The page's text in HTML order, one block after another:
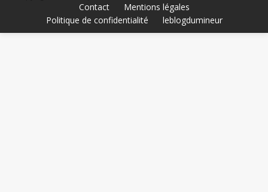
Contact
Mentions légales
Politique de confidentialité
leblogdumineur